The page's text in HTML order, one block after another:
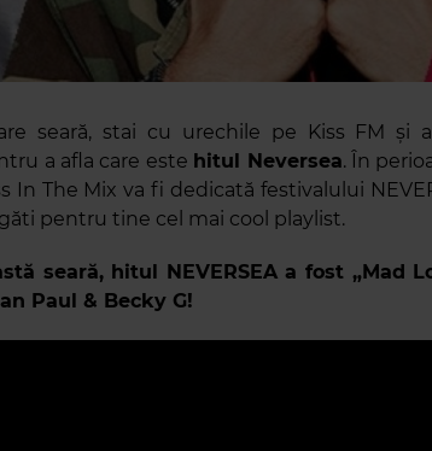
seară, stai cu urechile pe Kiss FM și
a afla care este hitul Neversea. În
In The Mix va fi dedicată festivalului
pentru tine cel mai cool playlist.
seară, hitul NEVERSEA a fost „Mad
Paul & Becky G!